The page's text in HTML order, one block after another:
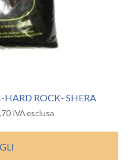
HARD ROCK- SHERA
IVA esclusa